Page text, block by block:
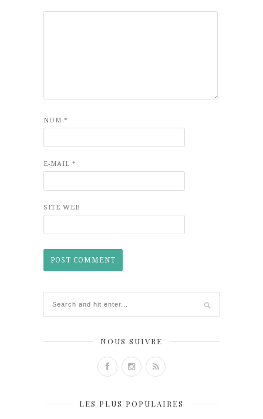
NOM *
E-MAIL *
SITE WEB
NOUS SUIVRE
LES PLUS POPULAIRES